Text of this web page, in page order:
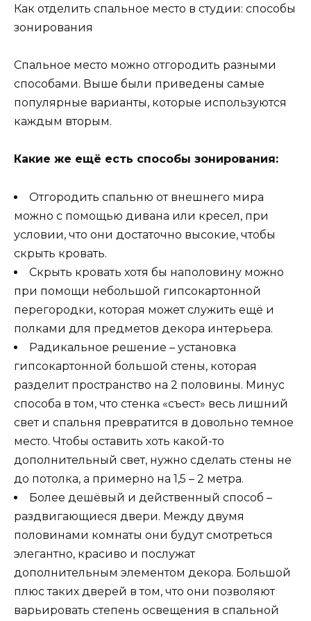
Как отделить спальное место в студии: способы
зонирования
Спальное место можно отгородить разными
способами. Выше были приведены самые
популярные варианты, которые используются
каждым вторым.
Какие же ещё есть способы зонирования:
Отгородить спальню от внешнего мира
можно с помощью дивана или кресел, при
условии, что они достаточно высокие, чтобы
скрыть кровать.
Скрыть кровать хотя бы наполовину можно
при помощи небольшой гипсокартонной
перегородки, которая может служить ещё и
полками для предметов декора интерьера.
Радикальное решение – установка
гипсокартонной большой стены, которая
разделит пространство на 2 половины. Минус
способа в том, что стенка «съест» весь лишний
свет и спальня превратится в довольно темное
место. Чтобы оставить хоть какой-то
дополнительный свет, нужно сделать стены не
до потолка, а примерно на 1,5 – 2 метра.
Более дешёвый и действенный способ –
раздвигающиеся двери. Между двумя
половинами комнаты они будут смотреться
элегантно, красиво и послужат
дополнительным элементом декора. Большой
плюс таких дверей в том, что они позволяют
варьировать степень освещения в спальной